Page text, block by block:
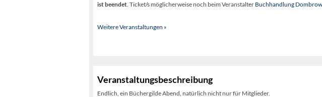
ist beendet. Ticket/s möglicherweise noch beim Veranstalter Buchhandlung
Weitere Veranstaltungen »
Veranstaltungsbeschreibung
Endlich, ein Büchergilde Abend, natürlich nicht nur für Mitglieder.